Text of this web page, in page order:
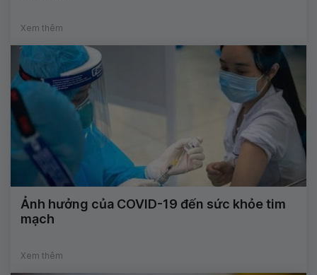
Xem thêm
Ảnh hưởng của COVID-19 đến sức khỏe tim
mạch
Xem thêm